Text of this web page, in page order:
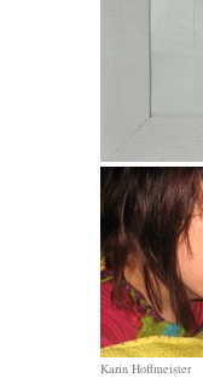
Karin Hoffmeister